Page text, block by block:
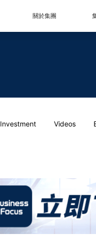
關於集團
Investment Videos